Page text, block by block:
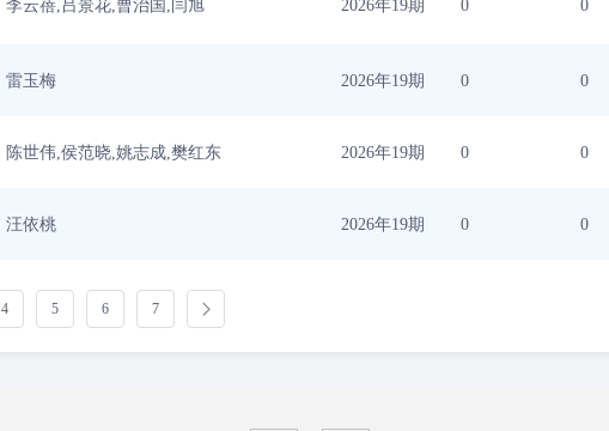
李云蓓,吕景花,曹治国,闫旭 2026年19期 0 0
雷玉梅 2026年19期 0 0
陈世伟,侯范晓,姚志成,樊红东 2026年19期 0 0
汪依桃 2026年19期 0 0
4 5 6 7